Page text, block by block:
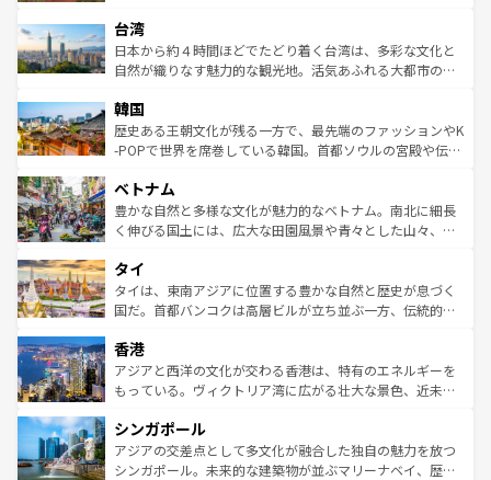
ならではの贅沢な旅のスタイルだ。 なお、新着のアメリカ
情報はコンテンツ一覧を参照してほしい。
れるおもてなしの心で訪れる人々を迎えてくれるハワイの
人々、おいしいローカルフードやハワイアンミュージッ
ク、伝統的なフラダンスなど、すべてがハワイの魅力を彩
ワイを、存分に味わってほしい。 なお、新着のハワイ情報
はコンテンツ一覧を参照してほしい。
リアリーフや大陸中央部にそびえるウルル（エアーズロッ
ク）、タスマニアの美しい原生林やケアンズの熱帯雨林な
ど、見どころがたくさん。また、カフェやワイン、オージ
いる。アクティビティも充実しており、サーフィンやダイ
ビング、ハイキングなど、アウトドア好きにはたまらな
い。オーストラリアの多彩な魅力を存分に味わいつくそ
参照してほしい。
台湾
日本から約４時間ほどでたどり着く台湾は、多彩な文化と
自然が織りなす魅力的な観光地。活気あふれる大都市の台
ン）、静ひつな山岳地帯である台湾東部など、都市の喧騒
と山間の静けさが共存しており、訪れる人に新しい発見と
驚きをもたらしてくれる。また、奥深い台湾の食文化も魅
容にもいいと評判のスイーツなど、バラエティ豊かな料理
が味わえる。 なお、新着の台湾情報は コンテンツ一覧を参
照してほしい。
韓国
歴史ある王朝文化が残る一方で、最先端のファッションやK
-POPで世界を席巻している韓国。首都ソウルの宮殿や伝統
き、地方に足を延ばせば四季折々の自然美を楽しむことが
できる。そして、キムチや焼肉、絶品のストリートフード
まで、さまざまな韓国料理が待っている。夜には、韓国な
リティに包まれながら、韓国の多彩な魅力を心ゆくまで味
わってみてほしい。 なお、新着の韓国情報はコンテンツ一
覧を参照してほしい。
ベトナム
豊かな自然と多様な文化が魅力的なベトナム。南北に細長
く伸びる国土には、広大な田園風景や青々とした山々、世
急速な発展と共に伝統が息づく。ハノイの古い町並みやホ
ーチミン市のフランス統治時代の建物も、独特の雰囲気を
醸し出している。また、バラエティの豊かさとおいしさで
とつ。フォーやバインミー、ベトナムコーヒーなどは、ぜ
ひ現地で味わいたい。どの地域を訪れてもあたたかい人々
が旅行者を迎えてくれるので、きっと忘れられない旅にな
参照してほしい。
タイ
タイは、東南アジアに位置する豊かな自然と歴史が息づく
国だ。首都バンコクは高層ビルが立ち並ぶ一方、伝統的な
の活気が交差している。北部ではチェンマイなどの山岳地
帯で自然と触れ合い、南部ではプーケットやクラビの美し
いビーチでリゾート気分を楽しむことができる。タイ料理
激する。気候は一年中温暖で、どの季節にも異なる楽しみ
が待っている。親しみやすいタイの人々、仏教を中心とし
た文化、そして多様な観光資源が、訪れる旅人を魅了し続
香港
アジアと西洋の文化が交わる香港は、特有のエネルギーを
もっている。ヴィクトリア湾に広がる壮大な景色、近未来
み、どこを訪れても感動するはず。観光スポットが密集し
ており、効率よく見どころを回れるのも魅力。息をのむよ
うな絶景から文化的な体験まで、香港を存分に楽しみ尽く
シンガポール
アジアの交差点として多文化が融合した独自の魅力を放つ
シンガポール。未来的な建築物が並ぶマリーナベイ、歴史